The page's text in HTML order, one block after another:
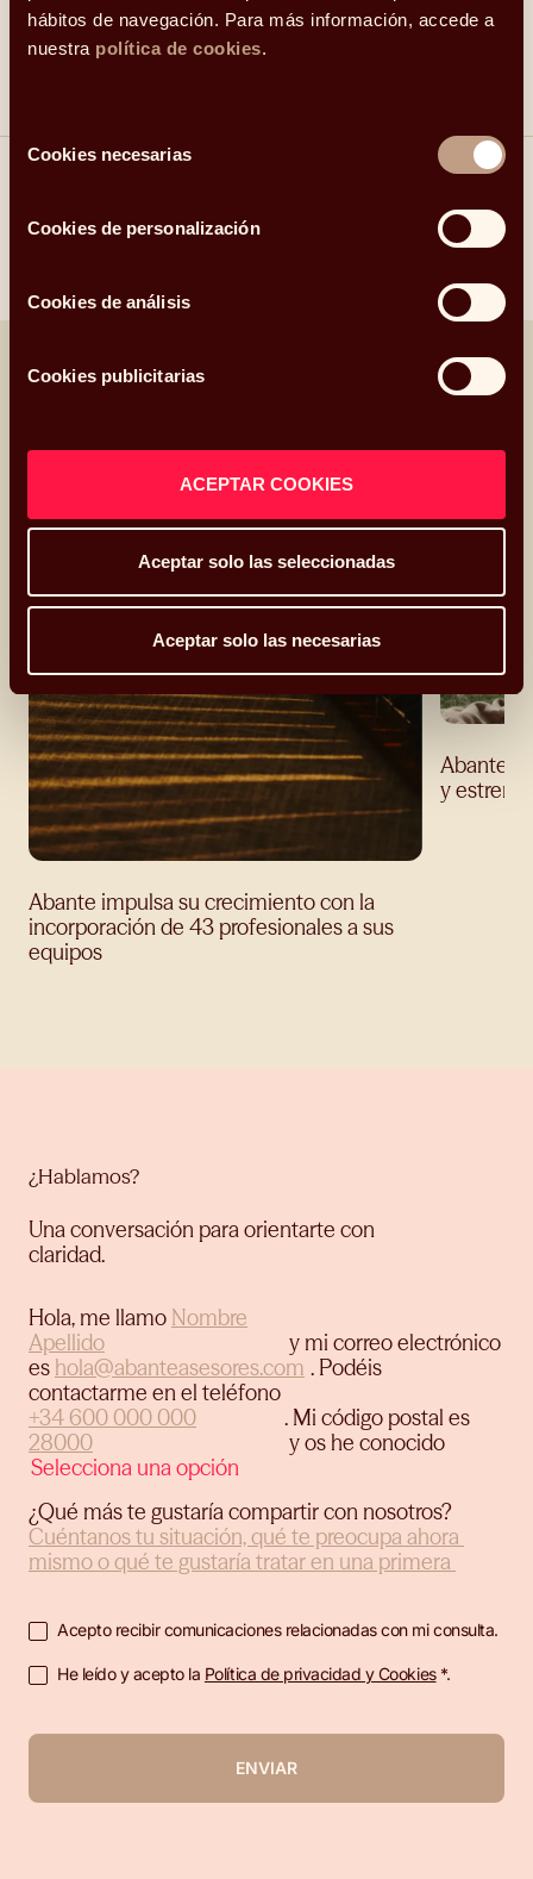
hábitos de navegación. Para más información, accede a
nuestra política de cookies.
deCookies necesarias
Cookies de personalización
Cookies de análisis
Cookies publicitarias
ACEPTAR COOKIES
Aceptar solo las seleccionadas
Aceptar solo las necesarias
European Financial Advisor (EFA™).
Otras noticias relacionadas
Abante impulsa su crecimiento con la
incorporación de 43 profesionales a sus
equipos
Abante
y estrena
¿Hablamos?
Una conversación para orientarte con
claridad.
Hola, me llamo
y mi correo electrónico
es
. Podéis
contactarme en el teléfono
. Mi código postal es
y os he conocido
¿Qué más te gustaría compartir con nosotros?
Acepto recibir comunicaciones relacionadas con mi consulta.
He leído y acepto la Política de privacidad y Cookies*.
ENVIAR